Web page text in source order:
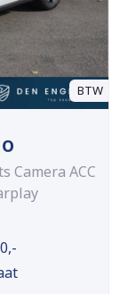
BTW
Camera ACC